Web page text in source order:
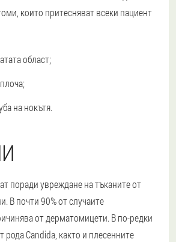
които притесняват всеки пациент
област;
на нокътя.
поради увреждане на тъканите от
В почти 90% от случаите
от дерматомицети. В по-редки
рода Candida, както и плесенните